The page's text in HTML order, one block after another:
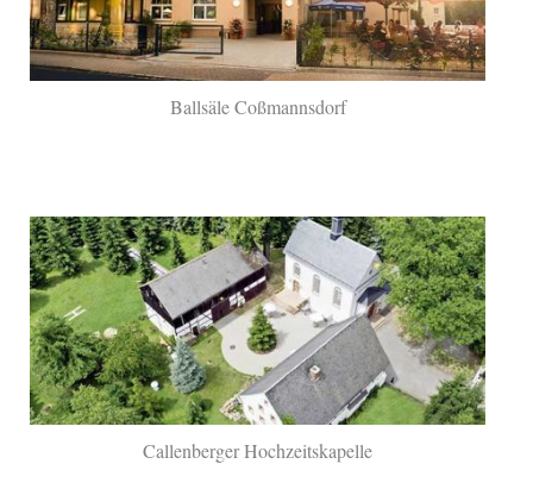
Ballsäle Coßmannsdorf
Callenberger Hochzeitskapelle